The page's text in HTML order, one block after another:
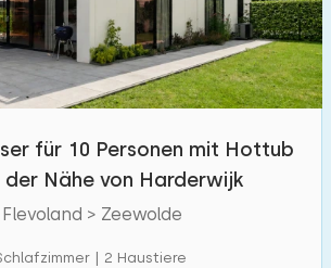
für 10 Personen mit Hottub
der Nähe von Harderwijk
> Zeewolde
| 2 Haustiere